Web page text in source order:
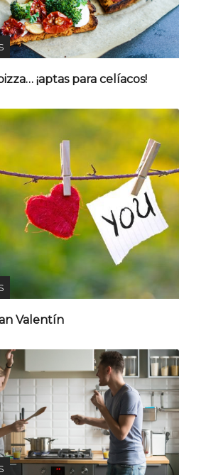
¡aptas para celíacos!
Valentín